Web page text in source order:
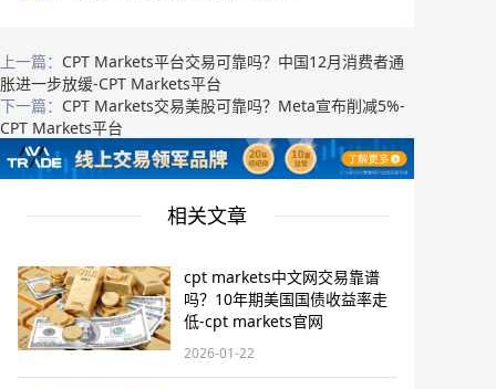
上一篇： CPT Markets平台交易可靠吗？中国12月消费者通
胀进一步放缓-CPT Markets平台
下一篇： CPT Markets交易美股可靠吗？Meta宣布削减5%-
CPT Markets平台
相关文章
cpt markets中文网交易靠谱
吗？10年期美国国债收益率走
低-cpt markets官网
2026-01-22